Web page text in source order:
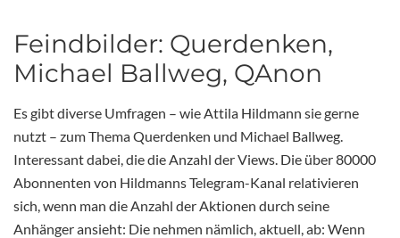
Feindbilder: Querdenken,
Michael Ballweg, QAnon
Es gibt diverse Umfragen – wie Attila Hildmann sie gerne
nutzt – zum Thema Querdenken und Michael Ballweg.
Interessant dabei, die die Anzahl der Views. Die über 80000
Abonnenten von Hildmanns Telegram-Kanal relativieren
sich, wenn man die Anzahl der Aktionen durch seine
Anhänger ansieht: Die nehmen nämlich, aktuell, ab: Wenn